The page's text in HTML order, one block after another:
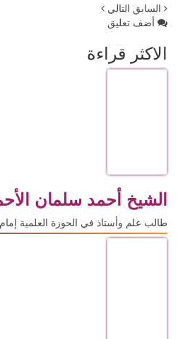
السابق التالي
أضف تعليق
الاكثر قراءة
الشيخ أحمد سلمان
طالب علم وأستاذ في الحوزة العلمية